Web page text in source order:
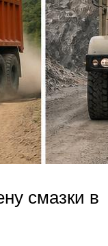
смазки в